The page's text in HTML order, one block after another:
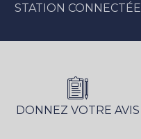
STATION CONNECTÉE
DONNEZ VOTRE AVIS